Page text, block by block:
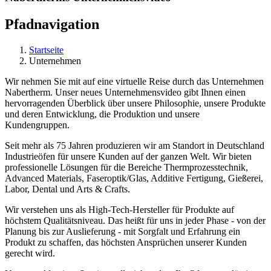
Pfadnavigation
Startseite
Unternehmen
Wir nehmen Sie mit auf eine virtuelle Reise durch das Unternehmen
Nabertherm. Unser neues Unternehmensvideo gibt Ihnen einen
hervorragenden Überblick über unsere Philosophie, unsere Produkte
und deren Entwicklung, die Produktion und unsere
Kundengruppen.
Seit mehr als 75 Jahren produzieren wir am Standort in Deutschland
Industrieöfen für unsere Kunden auf der ganzen Welt. Wir bieten
professionelle Lösungen für die Bereiche Thermprozesstechnik,
Advanced Materials, Faseroptik/Glas, Additive Fertigung, Gießerei,
Labor, Dental und Arts & Crafts.
Wir verstehen uns als High-Tech-Hersteller für Produkte auf
höchstem Qualitätsniveau. Das heißt für uns in jeder Phase - von der
Planung bis zur Auslieferung - mit Sorgfalt und Erfahrung ein
Produkt zu schaffen, das höchsten Ansprüchen unserer Kunden
gerecht wird.